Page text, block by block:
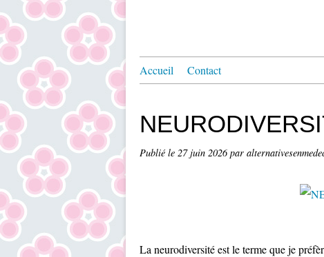
Accueil Contact
Publié le 27 juin 2026par
La neurodiversité est le terme que je